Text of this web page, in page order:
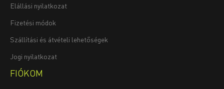
Elállási nyilatkozat
Fizetési módok
Szállítási és átvételi lehetőségek
Jogi nyilatkozat
FIÓKOM